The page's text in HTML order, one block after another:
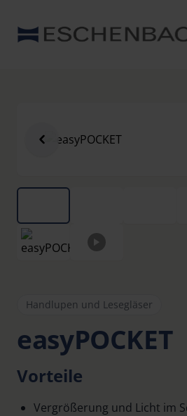
Handlupen und Lesegläser
easyPOCKET
Vorteile
Vergrößerung und Licht im